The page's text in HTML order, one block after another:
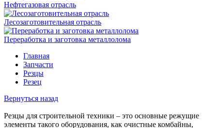
Нефтегазовая отрасль
Лесозаготовительная отрасль
Переработка и заготовка металлолома
Главная
Запчасти
Резцы
Резец
Вернуться назад
Резцы для строительной техники – это основные режущие
элементы такого оборудования, как очистные комбайны,